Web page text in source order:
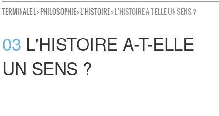
leProfDuWeb
Seconde
Première
Terminale
Rechercher
TERMINALE L>PHILOSOPHIE>L'HISTOIRE> L'HISTOIRE A-T-ELLE UN SENS ?
03 L'HISTOIRE A-T-ELLE
UN SENS ?